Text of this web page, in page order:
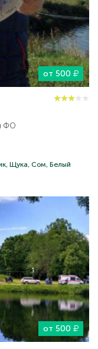
от 500
ФО
Щука, Сом, Белый
от 500